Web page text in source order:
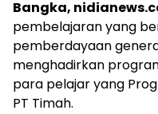
Bangka,
pembelajaran yang
pemberdayaan
menghadirkan
para pelajar yang
PT Timah.